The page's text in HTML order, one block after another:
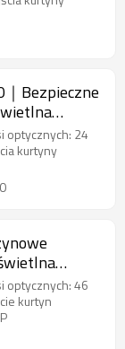
Bezpieczne
optycznych: 24
kurtyny
optycznych: 46
kurtyn